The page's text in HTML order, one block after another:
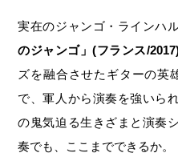
実在のジャンゴ・ラインハ
のジャンゴ」(フランス/
ズを融合させたギターの英
で、軍人から演奏を強いら
の鬼気迫る生きざまと演奏
奏でも、ここまでできるか。